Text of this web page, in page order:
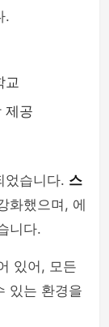
.
교
제공
었습니다. 스
화했으며, 에
니다.
있어, 모든
있는 환경을